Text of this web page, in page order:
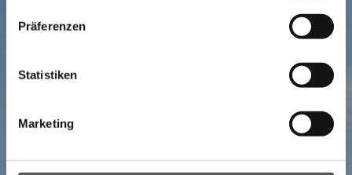
Präferenzen
Statistiken
Marketing